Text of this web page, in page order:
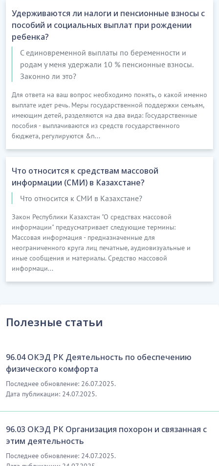
Удерживаются ли налоги и пенсионные взносы с
пособий и социальных выплат при рождении
ребенка?
С единовременной выплаты по беременности и
родам у меня удержали 10 % пенсионные взносы.
Законно ли это?
Для ответа на ваш вопрос необходимо понять, о какой именно
выплате идет речь. Меры государственной поддержки семьям,
имеющим детей, разделяются на два вида: Государственные
пособия - выплачиваются из средств государственного
бюджета, регулируются &n...
Что относится к средствам массовой
информации (СМИ) в Казахстане?
Что относится к СМИ в Казахстане?
Закон Республики Казахстан "О средствах массовой
информации" предусматривает следующие термины:
Массовая информация - предназначенные для
неограниченного круга лиц печатные, аудиовизуальные и
иные сообщения и материалы. Средство массовой
информаци...
Полезные статьи
96.04 ОКЭД РК Деятельность по обеспечению
физического комфорта
Последнее обновление: 26.07.2025.
Дата публикации: 24.07.2025.
96.03 ОКЭД РК Организация похорон и связанная с
этим деятельность
Последнее обновление: 24.07.2025.